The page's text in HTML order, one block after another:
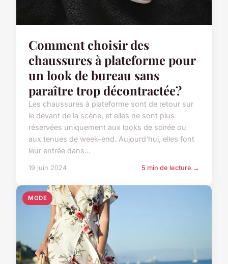
Comment choisir des
chaussures à plateforme pour
un look de bureau sans
paraître trop décontractée?
Les chaussures à plateforme sont de retour sur
le devant de la scène, et elles ne sont plus
réservées uniquement aux looks de soirée ou
aux tenues de week-end. Aujourd'hui, elles font
leur entrée dans...
19 juin 2024 5 min de lecture →
MODE